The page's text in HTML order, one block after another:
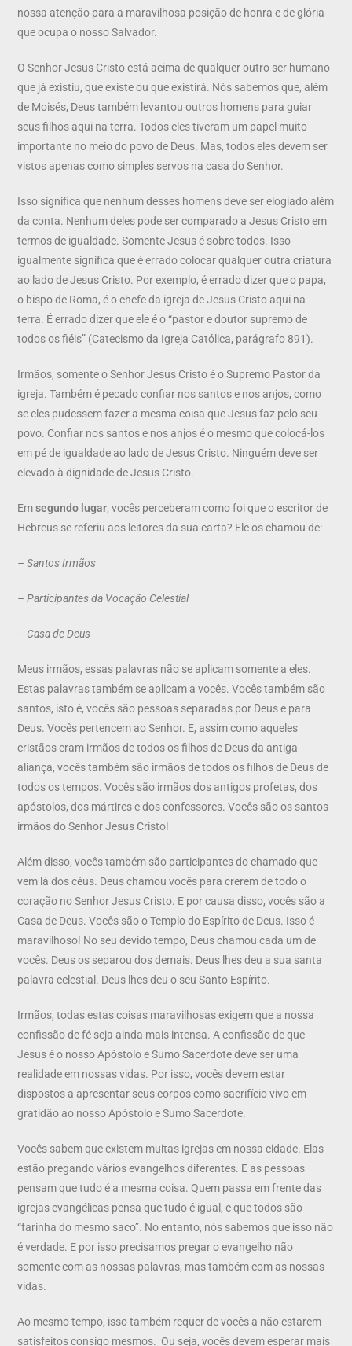
nossa atenção para a maravilhosa posição de honra e de glória
que ocupa o nosso Salvador.
O Senhor Jesus Cristo está acima de qualquer outro ser humano
que já existiu, que existe ou que existirá. Nós sabemos que, além
de Moisés, Deus também levantou outros homens para guiar
seus filhos aqui na terra. Todos eles tiveram um papel muito
importante no meio do povo de Deus. Mas, todos eles devem ser
vistos apenas como simples servos na casa do Senhor.
Isso significa que nenhum desses homens deve ser elogiado além
da conta. Nenhum deles pode ser comparado a Jesus Cristo em
termos de igualdade. Somente Jesus é sobre todos. Isso
igualmente significa que é errado colocar qualquer outra criatura
ao lado de Jesus Cristo. Por exemplo, é errado dizer que o papa,
o bispo de Roma, é o chefe da igreja de Jesus Cristo aqui na
terra. É errado dizer que ele é o “pastor e doutor supremo de
todos os fiéis” (Catecismo da Igreja Católica, parágrafo 891).
Irmãos, somente o Senhor Jesus Cristo é o Supremo Pastor da
igreja. Também é pecado confiar nos santos e nos anjos, como
se eles pudessem fazer a mesma coisa que Jesus faz pelo seu
povo. Confiar nos santos e nos anjos é o mesmo que colocá-los
em pé de igualdade ao lado de Jesus Cristo. Ninguém deve ser
elevado à dignidade de Jesus Cristo.
Emsegundo lugar, vocês perceberam como foi que o escritor de
Hebreus se referiu aos leitores da sua carta? Ele os chamou de:
– Santos Irmãos
– Participantes da Vocação Celestial
– Casa de Deus
Meus irmãos, essas palavras não se aplicam somente a eles.
Estas palavras também se aplicam a vocês. Vocês também são
santos, isto é, vocês são pessoas separadas por Deus e para
Deus. Vocês pertencem ao Senhor. E, assim como aqueles
cristãos eram irmãos de todos os filhos de Deus da antiga
aliança, vocês também são irmãos de todos os filhos de Deus de
todos os tempos. Vocês são irmãos dos antigos profetas, dos
apóstolos, dos mártires e dos confessores. Vocês são os santos
irmãos do Senhor Jesus Cristo!
Além disso, vocês também são participantes do chamado que
vem lá dos céus. Deus chamou vocês para crerem de todo o
coração no Senhor Jesus Cristo. E por causa disso, vocês são a
Casa de Deus. Vocês são o Templo do Espírito de Deus. Isso é
maravilhoso! No seu devido tempo, Deus chamou cada um de
vocês. Deus os separou dos demais. Deus lhes deu a sua santa
palavra celestial. Deus lhes deu o seu Santo Espírito.
Irmãos, todas estas coisas maravilhosas exigem que a nossa
confissão de fé seja ainda mais intensa. A confissão de que
Jesus é o nosso Apóstolo e Sumo Sacerdote deve ser uma
realidade em nossas vidas. Por isso, vocês devem estar
dispostos a apresentar seus corpos como sacrifício vivo em
gratidão ao nosso Apóstolo e Sumo Sacerdote.
Vocês sabem que existem muitas igrejas em nossa cidade. Elas
estão pregando vários evangelhos diferentes. E as pessoas
pensam que tudo é a mesma coisa. Quem passa em frente das
igrejas evangélicas pensa que tudo é igual, e que todos são
“farinha do mesmo saco”. No entanto, nós sabemos que isso não
é verdade. E por isso precisamos pregar o evangelho não
somente com as nossas palavras, mas também com as nossas
vidas.
Ao mesmo tempo, isso também requer de vocês a não estarem
satisfeitos consigo mesmos. Ou seja, vocês devem esperar mais